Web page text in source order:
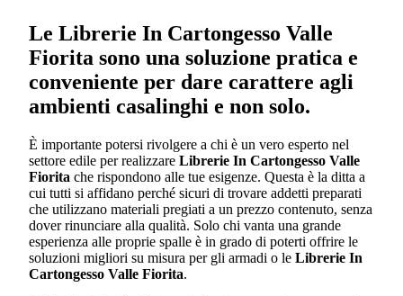
Le Librerie In Cartongesso Valle
Fiorita sono una soluzione pratica e
conveniente per dare carattere agli
ambienti casalinghi e non solo.
È importante potersi rivolgere a chi è un vero esperto nel
settore edile per realizzare Librerie In Cartongesso Valle
Fiorita che rispondono alle tue esigenze. Questa è la ditta a
cui tutti si affidano perché sicuri di trovare addetti preparati
che utilizzano materiali pregiati a un prezzo contenuto, senza
dover rinunciare alla qualità. Solo chi vanta una grande
esperienza alle proprie spalle è in grado di poterti offrire le
soluzioni migliori su misura per gli armadi o le Librerie In
Cartongesso Valle Fiorita.